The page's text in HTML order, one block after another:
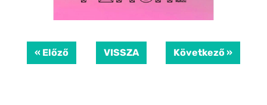
« Előző VISSZA Következő »